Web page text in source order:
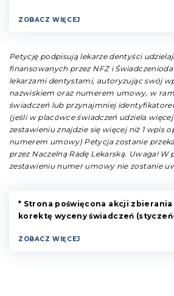
ZOBACZ WIĘCEJ
Petycję podpisują lekarze dentyści
finansowanych przez NFZ i
lekarzami dentystami, autoryzując swój
nazwiskiem oraz numerem umowy, w
świadczeń lub przynajmniej
(jeśli w placówce świadczeń udziela więcej
zestawieniu znajdzie się więcej niż 1 wpis
numerem umowy) Petycja zostanie
przez Naczelną Radę Lekarską. Uwaga!
zestawieniu numer umowy nie zostanie
* Strona poświęcona akcji
korektę wyceny świadczeń
ZOBACZ WIĘCEJ